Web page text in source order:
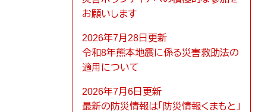
お願いします
2026年7月28日更新
令和8年熊本地震に係る災害救助法の
適用について
2026年7月6日更新
最新の防災情報は「防災情報くまもと」